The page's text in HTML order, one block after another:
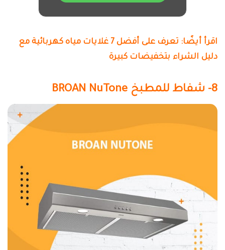
اقرأ أيضًا: تعرف على أفضل 7 غلايات مياه كهربائية مع
دليل الشراء بتخفيضات كبيرة
8- شفاط للمطبخ BROAN NuTone